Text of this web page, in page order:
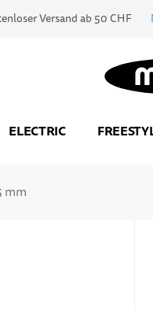
Versand ab 50 CHF
Zur Startseite
ELECTRIC
mm